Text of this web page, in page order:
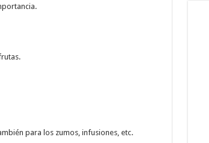
para los zumos, infusiones, etc.